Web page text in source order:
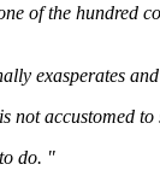
of the hundred
exasperates
not accustomed to
do. "